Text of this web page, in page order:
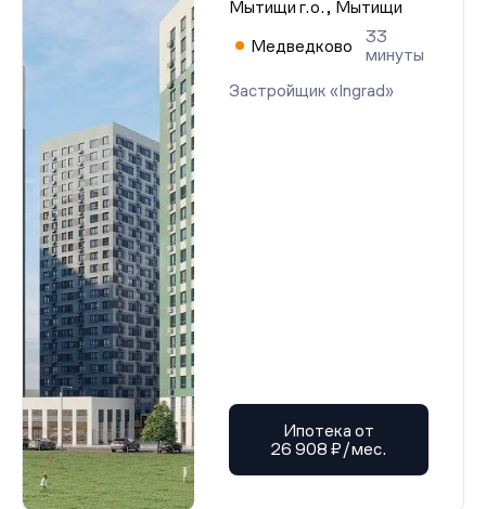
Мытищи г.о., Мытищи
Медведково
33
минуты
Застройщик «Ingrad»
Ипотека от
26 908 ₽/мес.